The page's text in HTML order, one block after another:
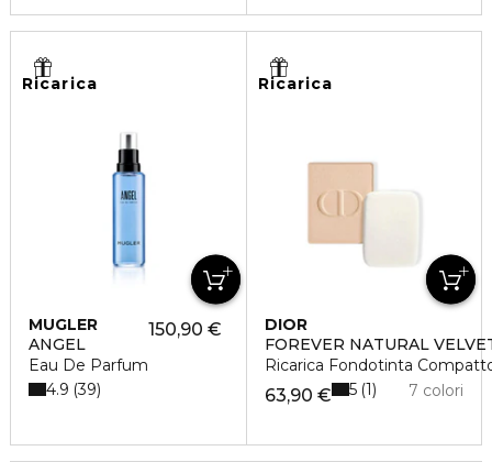
Ricarica
MUGLER
ANGEL
Eau De Parfum
150,90 €
4.9 39
Ricarica
DIOR
FOREVER NATURAL
Ricarica Fondotinta
63,90 € 7 colori
5 1